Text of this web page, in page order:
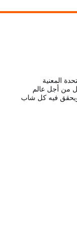
المعنية
من أجل عالم
ويحقق فيه كل شاب